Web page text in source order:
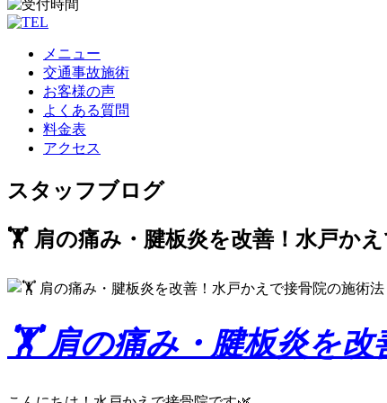
メニュー
交通事故施術
お客様の声
よくある質問
料金表
アクセス
スタッフブログ
🏋️ 肩の痛み・腱板炎を改善！水戸か
🏋️ 肩の痛み・腱板炎を改